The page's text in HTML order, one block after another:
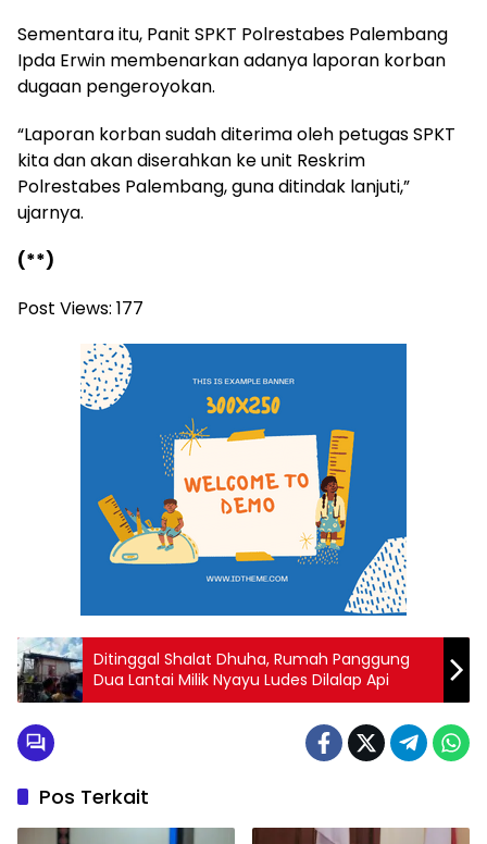
Sementara itu, Panit SPKT Polrestabes Palembang
Ipda Erwin membenarkan adanya laporan korban
dugaan pengeroyokan.
“Laporan korban sudah diterima oleh petugas SPKT
kita dan akan diserahkan ke unit Reskrim
Polrestabes Palembang, guna ditindak lanjuti,”
ujarnya.
(**)
Post Views: 177
Ditinggal Shalat Dhuha, Rumah Panggung
Dua Lantai Milik Nyayu Ludes Dilalap Api
Pos Terkait